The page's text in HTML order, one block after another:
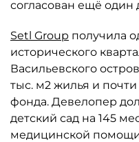
согласован ещё один
Setl Group получила
исторического
Васильевского
тыс. м2 жилья и
фонда. Девелопер
детский сад на 145
медицинской